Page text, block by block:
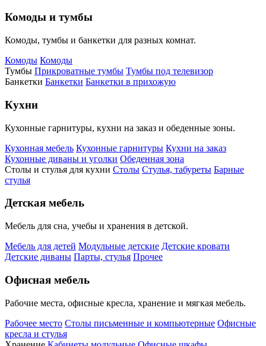
Комоды и тумбы
Комоды, тумбы и банкетки для разных комнат.
Комоды Комоды
Тумбы Прикроватные тумбы Тумбы под телевизор
Банкетки Банкетки Банкетки в прихожую
Кухни
Кухонные гарнитуры, кухни на заказ и обеденные зоны.
Кухонная мебель Кухонные гарнитуры Кухни на заказ
Кухонные диваны и уголки Обеденная зона
Столы и стулья для кухни Столы Стулья, табуреты Барные
стулья
Детская мебель
Мебель для сна, учебы и хранения в детской.
Мебель для детей Модульные детские Детские кровати
Детские диваны Парты, стулья Прочее
Офисная мебель
Рабочие места, офисные кресла, хранение и мягкая мебель.
Рабочее место Столы письменные и компьютерные Офисные
кресла и стулья